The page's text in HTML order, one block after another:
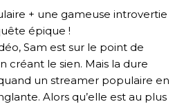
+ une gameuse introvertie
épique !
Sam est sur le point de
créant le sien. Mais la dure
un streamer populaire en
Alors qu’elle est au plus